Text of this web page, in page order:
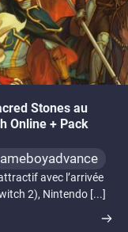
Stones au
Online + Pack
avec l’arrivée
2), Nintendo [...]